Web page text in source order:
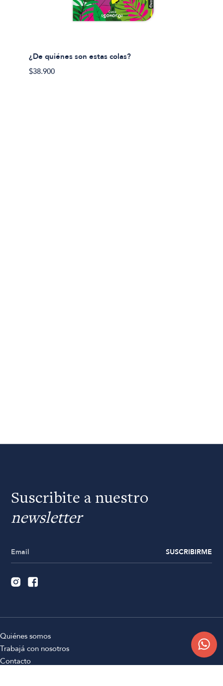
¿De quiénes son estas colas?
$38.900
Suscribite a nuestro
newsletter
SUSCRIBIRME
Quiénes somos
Trabajá con nosotros
Contacto